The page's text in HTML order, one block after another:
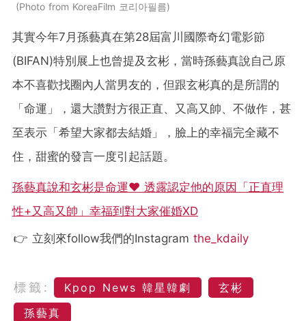
Photo from KoreaFilm 코리아필름
其實今年7月孫藝真在第28屆富川國際奇幻電影節
(BIFAN)特別展上也曾提及玄彬，當時孫藝真說自己原
本不喜歡找圈內人當男友的，但跟玄彬真的是所謂的
「命運」，還大讚對方很正直、又高又帥、不做作，甚
至表示「希望大家都去結婚」，臉上的幸福完全藏不
住，甜蜜的發言一度引起話題。
孫藝真說和玄彬是命運♥ 透露認定他的原因「正直理
性+又高又帥」幸福到對大家催婚XD
👉 立刻來follow我們的Instagram the_kdaily
標籤: Kpop News 韓星韓劇
玄彬
孫藝真